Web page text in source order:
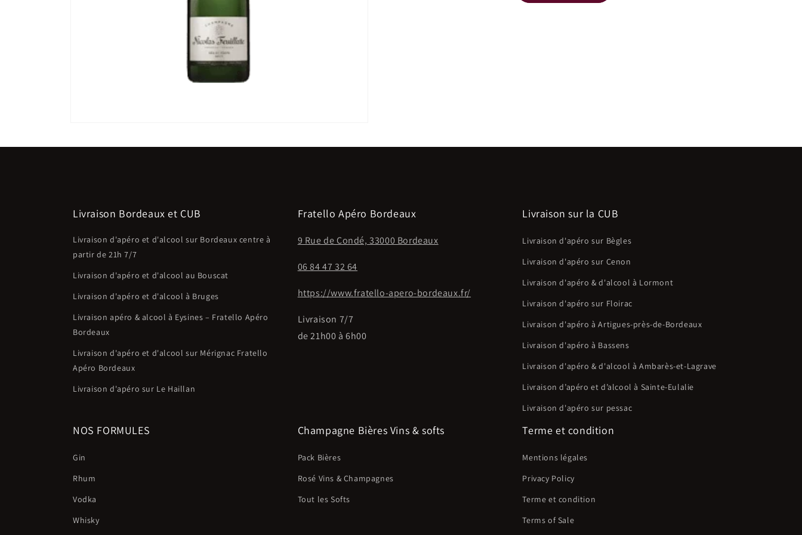
Livraison Bordeaux et CUB
Livraison d'apéro et d'alcool sur Bordeaux centre à
partir de 21h 7/7
Livraison d'apéro et d'alcool au Bouscat
Livraison d'apéro et d'alcool à Bruges
Livraison apéro & alcool à Eysines – Fratello Apéro
Bordeaux
Livraison d'apéro et d'alcool sur Mérignac Fratello
Apéro Bordeaux
Livraison d'apéro sur Le Haillan
Fratello Apéro Bordeaux
9 Rue de Condé, 33000 Bordeaux
06 84 47 32 64
https://www.fratello-apero-bordeaux.fr/
Livraison 7/7
de 21h00 à 6h00
Livraison sur la CUB
Livraison d'apéro sur Bègles
Livraison d'apéro sur Cenon
Livraison d'apéro & d'alcool à Lormont
Livraison d'apéro sur Floirac
Livraison d'apéro à Artigues-près-de-Bordeaux
Livraison d'apéro à Bassens
Livraison d'apéro & d'alcool à Ambarès-et-Lagrave
Livraison d’apéro et d’alcool à Sainte-Eulalie
Livraison d'apéro sur pessac
NOS FORMULES
Gin
Rhum
Vodka
Whisky
Champagne Bières Vins & softs
Pack Bières
Rosé Vins & Champagnes
Tout les Softs
Terme et condition
Mentions légales
Privacy Policy
Terme et condition
Terms of Sale